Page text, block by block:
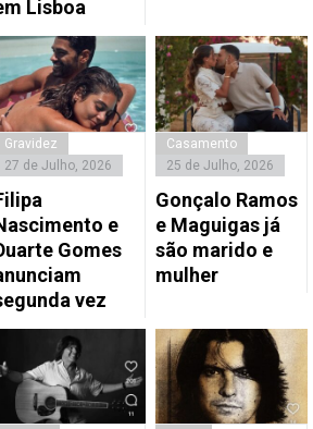
Lisboa
Gravidez
27 de Julho, 2026
e
Gomes
vez
Casamento
25 de Julho, 2026
Gonçalo Ramos
e Maguigas já
são marido e
mulher